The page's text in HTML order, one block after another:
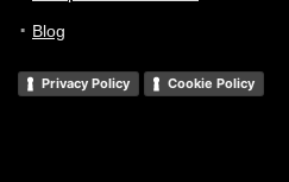
Blog
Privacy Policy Cookie Policy